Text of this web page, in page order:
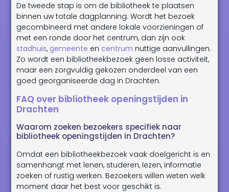
De tweede stap is om de bibliotheek te plaatsen
binnen uw totale dagplanning. Wordt het bezoek
gecombineerd met andere lokale voorzieningen of
met een ronde door het centrum, dan zijn ook
stadhuis,gemeente en centrum nuttige aanvullingen.
Zo wordt een bibliotheekbezoek geen losse activiteit,
maar een zorgvuldig gekozen onderdeel van een
goed georganiseerde dag in Drachten.
FAQ over bibliotheek openingstijden in
Drachten
Waarom zoeken bezoekers specifiek naar
bibliotheek openingstijden in Drachten?
Omdat een bibliotheekbezoek vaak doelgericht is en
samenhangt met lenen, studeren, lezen, informatie
zoeken of rustig werken. Bezoekers willen weten welk
moment daar het best voor geschikt is.